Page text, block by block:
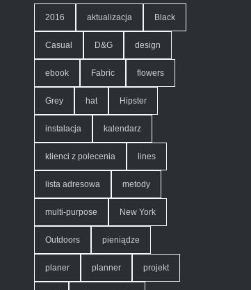
2016 aktualizacja Black
Casual D&G design
ebook Fabric flowers
Grey hat Hipster
instalacja kalendarz
klienci z polecenia lines
lista adresowa metody
multi-purpose New York
Outdoors pieniądze
planer planner projekt